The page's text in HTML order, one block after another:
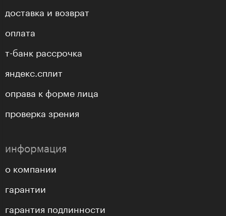
доставка и возврат
оплата
т-банк рассрочка
яндекс.сплит
оправа к форме лица
проверка зрения
информация
о компании
гарантии
гарантия подлинности